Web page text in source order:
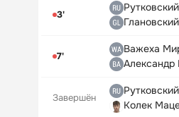
3'
7'
Важеха
Александр
Завершён
Колек